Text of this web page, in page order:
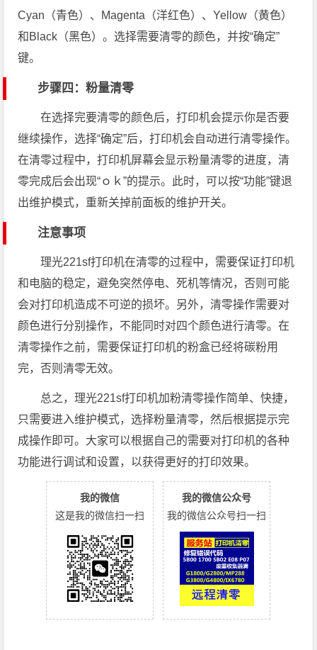
Cyan（青色）、Magenta（洋红色）、Yellow（黄色）
和Black（黑色）。选择需要清零的颜色，并按“确定”
键。
步骤四：粉量清零
在选择完要清零的颜色后，打印机会提示你是否要
继续操作，选择“确定”后，打印机会自动进行清零操作。
在清零过程中，打印机屏幕会显示粉量清零的进度，清
零完成后会出现“ｏｋ”的提示。此时，可以按“功能”键退
出维护模式，重新关掉前面板的维护开关。
注意事项
理光221sf打印机在清零的过程中，需要保证打印机
和电脑的稳定，避免突然停电、死机等情况，否则可能
会对打印机造成不可逆的损坏。另外，清零操作需要对
颜色进行分别操作，不能同时对四个颜色进行清零。在
清零操作之前，需要保证打印机的粉盒已经将碳粉用
完，否则清零无效。
总之，理光221sf打印机加粉清零操作简单、快捷，
只需要进入维护模式，选择粉量清零，然后根据提示完
成操作即可。大家可以根据自己的需要对打印机的各种
功能进行调试和设置，以获得更好的打印效果。
我的微信
这是我的微信扫一扫
我的微信公众号
我的微信公众号扫一扫